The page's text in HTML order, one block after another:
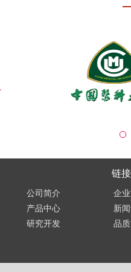
链
公司简介 企
产品中心
新
研究开发
品